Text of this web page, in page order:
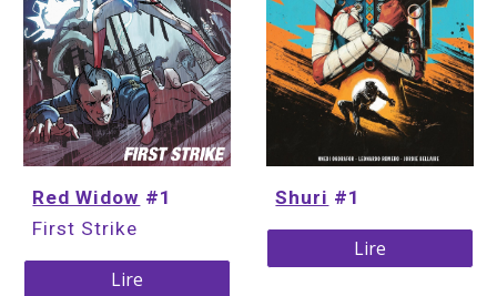
Red Widow #1
First Strike
Lire
Shuri #1
Lire